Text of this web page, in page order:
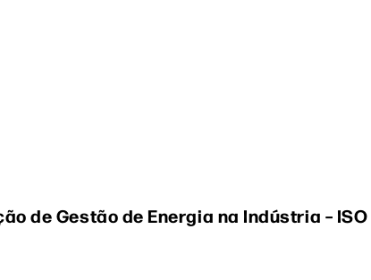
de Gestão de Energia na Indústria – ISO